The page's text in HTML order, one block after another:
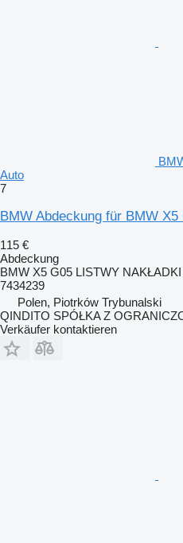
Auto
7
BMW Abdeckung für BMW X5
115 €
Abdeckung
BMW X5 G05 LISTWY
7434239
Polen, Piotrków Trybunalski
QINDITO SPÓŁKA Z
Verkäufer kontaktieren